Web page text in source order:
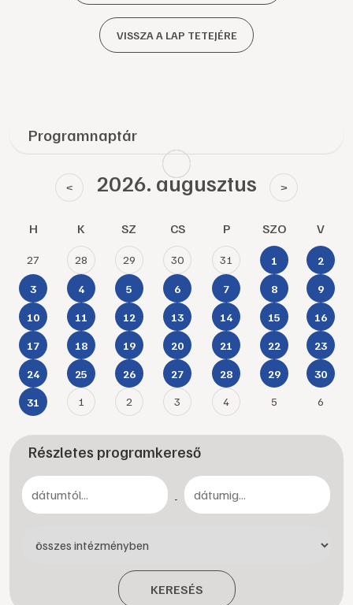
VISSZA A LAP TETEJÉRE
Programnaptár
< 2026. augusztus >
H K SZ CS P SZO V
27 28 29 30 31 1 2
3 4 5 6 7 8 9
10 11 12 13 14 15 16
17 18 19 20 21 22 23
24 25 26 27 28 29 30
31 1 2 3 4 5 6
Részletes programkereső
-
KERESÉS